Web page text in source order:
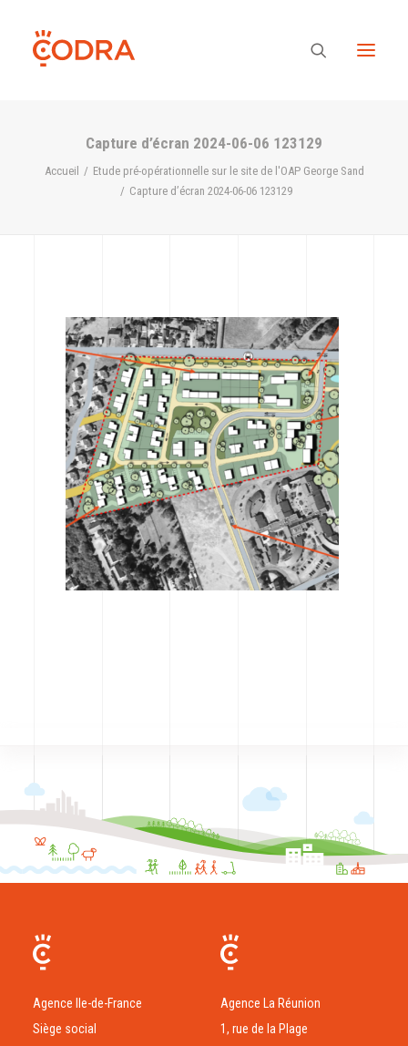
Des valeurs, une équipe
Nos références
CODRA recrute
Contact
Capture d’écran 2024-06-06 123129
Accueil
Etude pré-opérationnelle sur le site de l'OAP George Sand
Capture d’écran 2024-06-06 123129
Agence Ile-de-France
Siège social
Agence La Réunion
1, rue de la Plage